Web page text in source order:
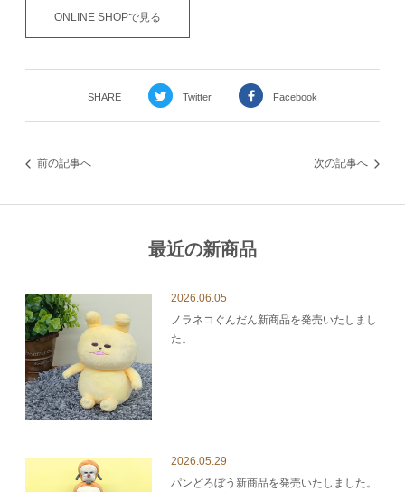
ONLINE SHOPで見る
SHARE Twitter Facebook
前の記事へ 次の記事へ
最近の新商品
2026.06.05
ノラネコぐんだん新商品を発売いたしまし
た。
2026.05.29
パンどろぼう新商品を発売いたしました。